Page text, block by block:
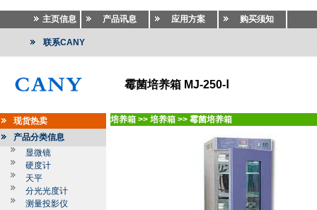
主页信息 产品讯息 应用方案 购买须知
联系CANY
霉菌培养箱 MJ-250-Ⅰ
现货热卖
产品分类信息
显微镜
硬度计
天平
分光光度计
测量投影仪
培养箱 >> 培养箱 >> 霉菌培养箱